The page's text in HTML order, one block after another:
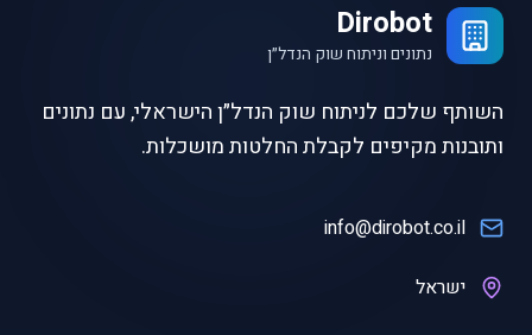
Dirobot
נתונים וניתוח שוק הנדל״ן
השותף שלכם לניתוח שוק הנדל״ן הישראלי, עם נתונים
ותובנות מקיפים לקבלת החלטות מושכלות.
info@dirobot.co.il
ישראל